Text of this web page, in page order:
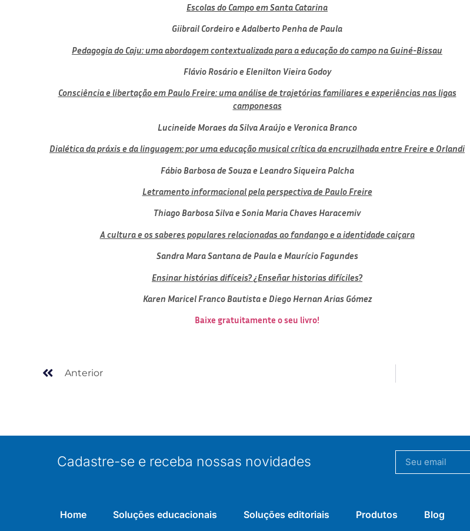
Escolas do Campo em Santa Catarina
Giibrail Cordeiro eAdalberto Penha de Paula
Pedagogia do Caju: uma abordagem contextualizada para a educação do campo na Guiné-Bissau
Flávio Rosário e Elenilton Vieira Godoy
Consciência e libertação em Paulo Freire: uma análise de trajetórias familiares e experiências nas ligas
camponesas
Lucineide Moraes da Silva Araújo e Veronica Branco
Dialética da práxis e da linguagem: por uma educação musical crítica da encruzilhada entre Freire e Orlandi
Fábio Barbosa de Souza e Leandro Siqueira Palcha
Letramento informacional pela perspectiva de Paulo Freire
Thiago Barbosa Silva eSonia Maria Chaves Haracemiv
A cultura e os saberes populares relacionadas ao fandango e a identidade caiçara
Sandra Mara Santana de Paula e Maurício Fagundes
Ensinar histórias difíceis? ¿Enseñar historias difíciles?
Karen Maricel Franco Bautista e Diego Hernan Arias Gómez
Baixe gratuitamente o seu livro!
Anterior
Cadastre-se e receba nossas novidades
Home Soluções educacionais Soluções editoriais Produtos Blog